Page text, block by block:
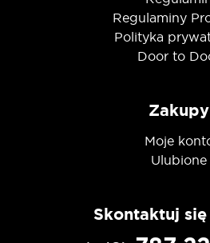
Regulaminy
Polityka
Door to
Zakupy
Moje
Ulubione
Skontaktuj